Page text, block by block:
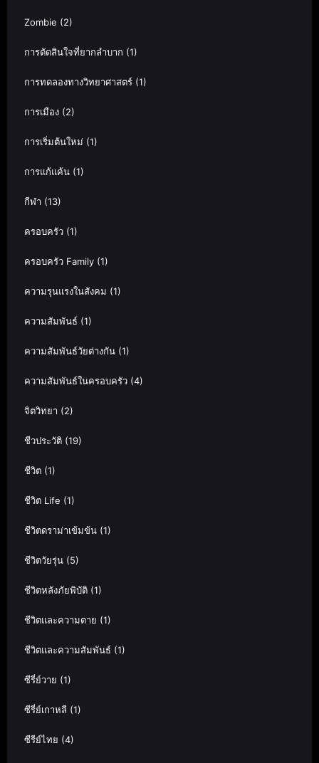
Zombie (2)
การตัดสินใจที่ยากลำบาก (1)
การทดลองทางวิทยาศาสตร์ (1)
การเมือง (2)
การเริ่มต้นใหม่ (1)
การแก้แค้น (1)
กีฬา (13)
ครอบครัว (1)
ครอบครัว Family (1)
ความรุนแรงในสังคม (1)
ความสัมพันธ์ (1)
ความสัมพันธ์วัยต่างกัน (1)
ความสัมพันธ์ในครอบครัว (4)
จิตวิทยา (2)
ชีวประวัติ (19)
ชีวิต (1)
ชีวิต Life (1)
ชีวิตดราม่าเข้มข้น (1)
ชีวิตวัยรุ่น (5)
ชีวิตหลังภัยพิบัติ (1)
ชีวิตและความตาย (1)
ชีวิตและความสัมพันธ์ (1)
ซีรี่ย์วาย (1)
ซีรี่ย์เกาหลี (1)
ซีรีย์ไทย (4)